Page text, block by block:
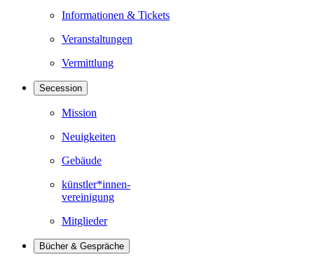
Informationen & Tickets
Veranstaltungen
Vermittlung
Secession
Mission
Neuigkeiten
Gebäude
künstler*innen-
vereinigung
Mitglieder
Bücher & Gespräche